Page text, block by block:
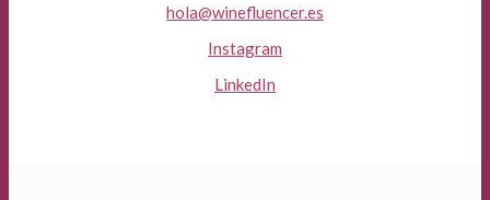
hola@winefluencer.es
Instagram
LinkedIn